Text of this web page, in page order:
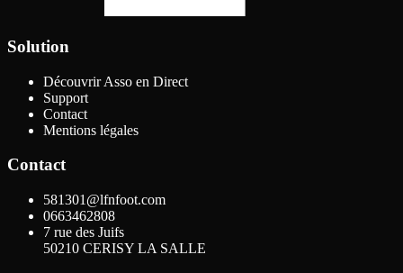
Solution
Découvrir Asso en Direct
Support
Contact
Mentions légales
Contact
581301@lfnfoot.com
0663462808
7 rue des Juifs
50210 CERISY LA SALLE